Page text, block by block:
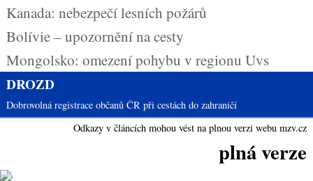
Kanada: nebezpečí lesních požárů
Bolívie – upozornění na cesty
Mongolsko: omezení pohybu v regionu Uvs
DROZD
Dobrovolná registrace občanů ČR při cestách do zahraničí
Odkazy v článcích mohou vést na plnou verzi webu mzv.cz
plná verze